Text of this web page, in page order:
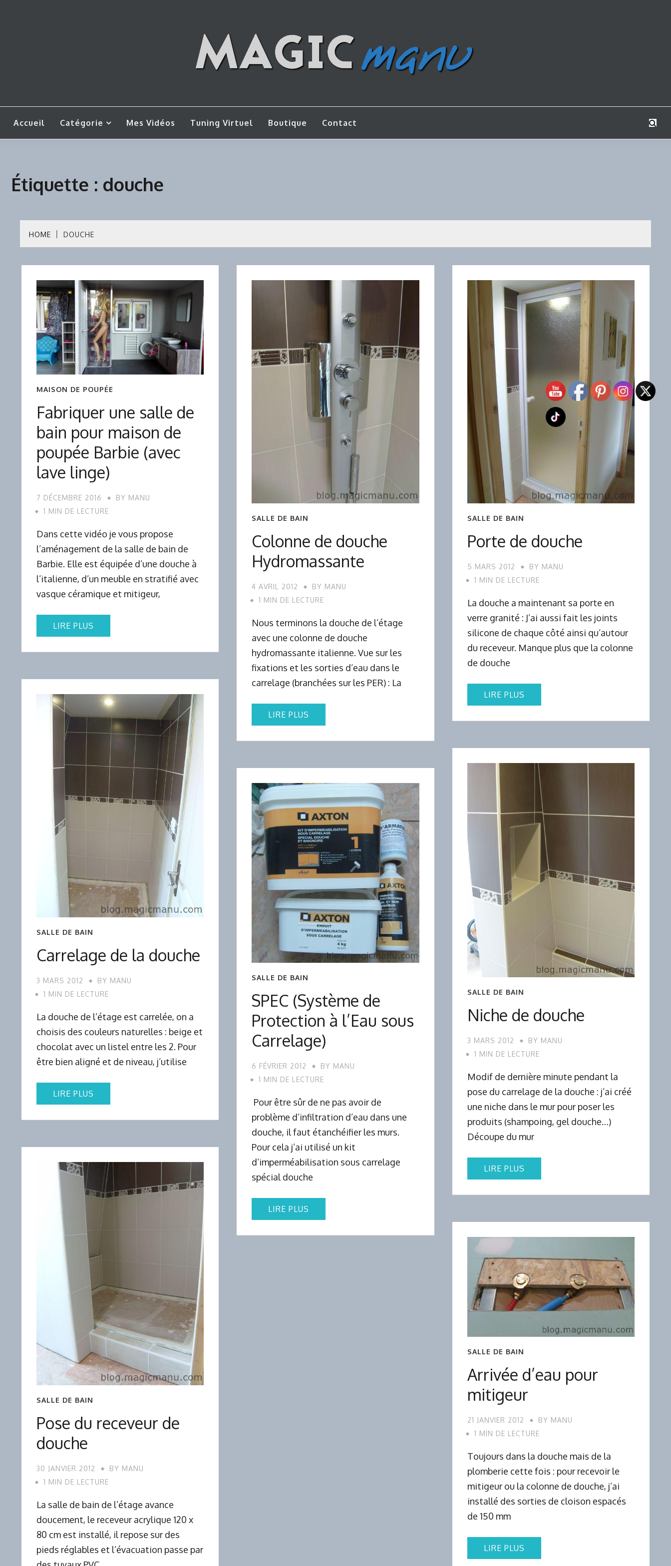
MAGICMANU
Accueil Catégorie Mes Vidéos Tuning Virtuel Boutique Contact
Étiquette : douche
HOME DOUCHE
MAISON DE POUPÉE
Fabriquer une salle de
bain pour maison de
poupée Barbie (avec
lave linge)
7 DÉCEMBRE 2016 BY MANU
1 MIN DE LECTURE
Dans cette vidéo je vous propose
l’aménagement de la salle de bain de
Barbie. Elle est équipée d’une douche à
l’italienne, d’un meuble en stratifié avec
vasque céramique et mitigeur,
LIRE PLUS
SALLE DE BAIN
Colonne de douche
Hydromassante
4 AVRIL 2012 BY MANU
1 MIN DE LECTURE
Nous terminons la douche de l’étage
avec une colonne de douche
hydromassante italienne. Vue sur les
fixations et les sorties d’eau dans le
carrelage (branchées sur les PER) : La
LIRE PLUS
SALLE DE BAIN
Porte de douche
5 MARS 2012 BY MANU
1 MIN DE LECTURE
La douche a maintenant sa porte en
verre granité : J’ai aussi fait les joints
silicone de chaque côté ainsi qu’autour
du receveur. Manque plus que la colonne
de douche
LIRE PLUS
SALLE DE BAIN
Carrelage de la douche
3 MARS 2012 BY MANU
1 MIN DE LECTURE
La douche de l’étage est carrelée, on a
choisis des couleurs naturelles : beige et
chocolat avec un listel entre les 2. Pour
être bien aligné et de niveau, j’utilise
LIRE PLUS
SALLE DE BAIN
Niche de douche
3 MARS 2012 BY MANU
1 MIN DE LECTURE
Modif de dernière minute pendant la
pose du carrelage de la douche : j’ai créé
une niche dans le mur pour poser les
produits (shampoing, gel douche…)
Découpe du mur
LIRE PLUS
SALLE DE BAIN
SPEC (Système de
Protection à l’Eau sous
Carrelage)
6 FÉVRIER 2012 BY MANU
1 MIN DE LECTURE
Pour être sûr de ne pas avoir de
problème d’infiltration d’eau dans une
douche, il faut étanchéifier les murs.
Pour cela j’ai utilisé un kit
d’imperméabilisation sous carrelage
spécial douche
LIRE PLUS
SALLE DE BAIN
Pose du receveur de
douche
30 JANVIER 2012 BY MANU
1 MIN DE LECTURE
La salle de bain de l’étage avance
doucement, le receveur acrylique 120 x
80 cm est installé, il repose sur des
pieds réglables et l’évacuation passe par
SALLE DE BAIN
Arrivée d’eau pour
mitigeur
21 JANVIER 2012 BY MANU
1 MIN DE LECTURE
Toujours dans la douche mais de la
plomberie cette fois : pour recevoir le
mitigeur ou la colonne de douche, j’ai
installé des sorties de cloison espacés
de 150 mm
LIRE PLUS